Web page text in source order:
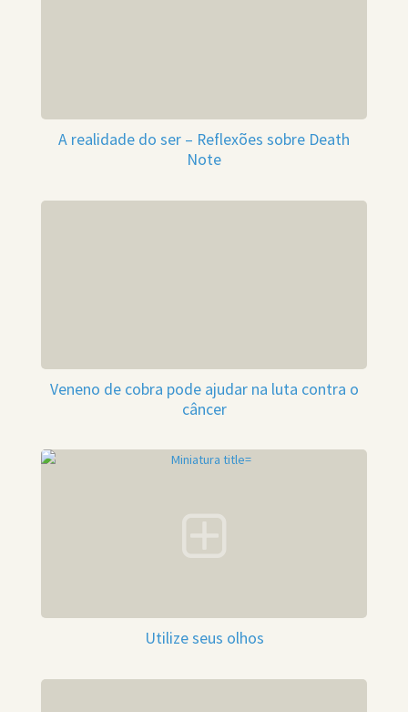
A realidade do ser – Reflexões sobre Death
Note
Veneno de cobra pode ajudar na luta contra o
câncer
Utilize seus olhos